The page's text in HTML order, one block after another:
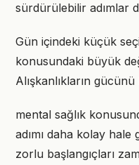
sürdürülebilir adımlar
Gün içindeki küçük
konusundaki büyük
Alışkanlıkların
mental sağlık
adımı daha kolay
zorlu başlangıçları